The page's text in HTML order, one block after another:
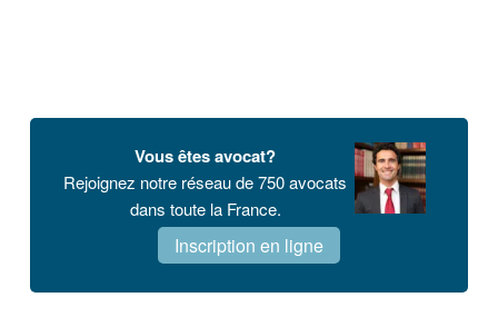
Vous êtes avocat?
Rejoignez notre réseau de 750 avocats
dans toute la France.
Inscription en ligne